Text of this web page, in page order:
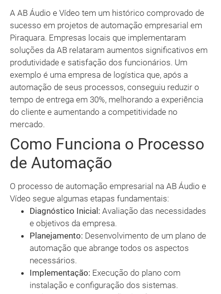
A AB Áudio e Vídeo tem um histórico comprovado de
sucesso em projetos de automação empresarial em
Piraquara. Empresas locais que implementaram
soluções da AB relataram aumentos significativos em
produtividade e satisfação dos funcionários. Um
exemplo é uma empresa de logística que, após a
automação de seus processos, conseguiu reduzir o
tempo de entrega em 30%, melhorando a experiência
do cliente e aumentando a competitividade no
mercado.
Como Funciona o Processo
de Automação
O processo de automação empresarial na AB Áudio e
Vídeo segue algumas etapas fundamentais:
Diagnóstico Inicial: Avaliação das necessidades
e objetivos da empresa.
Planejamento: Desenvolvimento de um plano de
automação que abrange todos os aspectos
necessários.
Implementação: Execução do plano com
instalação e configuração dos sistemas.